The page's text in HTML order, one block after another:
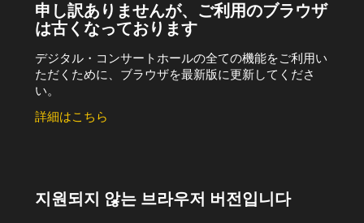
申し訳ありませんが、ご利用のブラウザ
は古くなっております
デジタル・コンサートホールの全ての機能をご利用い
ただくために、ブラウザを最新版に更新してくださ
い。
詳細はこちら
지원되지 않는 브라우저 버전입니다